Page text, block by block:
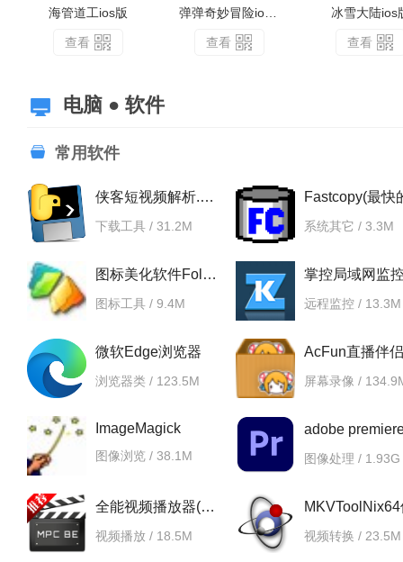
海管道工ios版
查看
弹弹奇妙冒险ios版
查看
冰雪大陆ios
查看
电脑 ● 软件
常用软件
侠客短视频解析.exe
下载工具 / 31.2M 系统其它 / 3.3M
图标美化软件Folder Marker
图标工具 / 9.4M 远程监控 / 13.3M
微软Edge浏览器
浏览器类 / 123.5M 屏幕录像 /
ImageMagick
图像浏览 / 38.1M 图像处理 / 1.93G
全能视频播放器(mpc-be)
视频播放 / 18.5M 视频转换 / 23.5M